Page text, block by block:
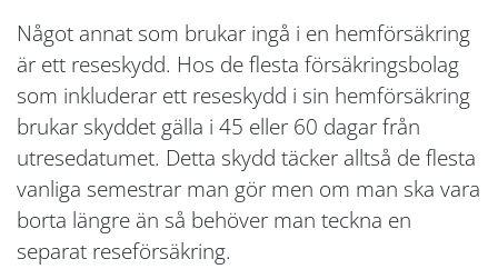
Något annat som brukar ingå i en hemförsäkring
är ett reseskydd. Hos de flesta försäkringsbolag
som inkluderar ett reseskydd i sin hemförsäkring
brukar skyddet gälla i 45 eller 60 dagar från
utresedatumet. Detta skydd täcker alltså de flesta
vanliga semestrar man gör men om man ska vara
borta längre än så behöver man teckna en
separat reseförsäkring.